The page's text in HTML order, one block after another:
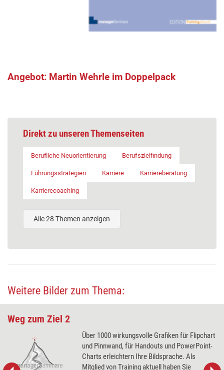
Angebot: Martin Wehrle im Doppelpack
Direkt zu unseren Themenseiten
Berufliche Neuorientierung Berufszielfindung
Führungsstrategien Karriere Karriereberatung
Karrierecoaching
Alle 28 Themen anzeigen
Weitere Bilder zum Thema:
Weg zum Ziel 2
Über 1000 wirkungsvolle Grafiken für Flipchart
und Pinnwand, für Handouts und PowerPoint-
Charts erleichtern Ihre Bildsprache. Als
Mitglied von Training aktuell haben Sie